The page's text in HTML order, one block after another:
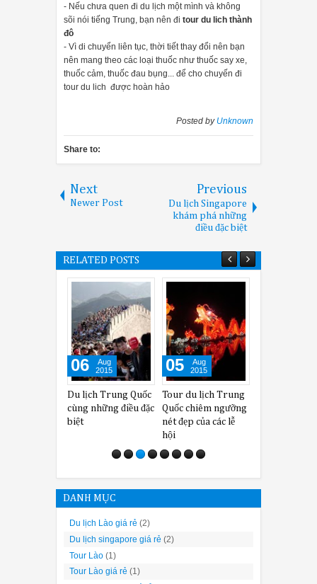
- Nếu chưa quen đi du lịch một mình và không
sõi nói tiếng Trung, bạn nên đi tour du lich thành
đô
- Vì di chuyển liên tục, thời tiết thay đổi nên bạn
nên mang theo các loại thuốc như thuốc say xe,
thuốc cảm, thuốc đau bụng... để cho chuyến đi
tour du lich được hoàn hảo
Posted by Unknown
Share to:
Next
Newer Post
Previous
Du lịch Singapore
khám phá những
điều đặc biệt
RELATED POSTS
Du lịch Trung Quốc
cùng những điều đặc
Aug
2015
Tour du lịch Trung
Quốc chiêm ngưỡng
nét đẹp của các lễ
05
Aug
2015
Những sự thật bí ẩn
về Vạn Lý Trường
Thành khi du lịch
04
DANH MỤC
Du lịch Lào giá rẻ (2)
Du lịch singapore giá rẻ (2)
Tour Lào (1)
Tour Lào giá rẻ (1)